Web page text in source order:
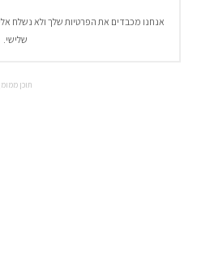
אנחנו מכבדים את הפרטיות שלך ולא נשלח
שלישי.
תוכן ממומן